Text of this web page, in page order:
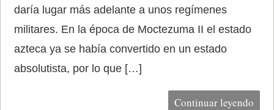
daría lugar más adelante a unos regímenes
militares. En la época de Moctezuma II el estado
azteca ya se había convertido en un estado
absolutista, por lo que […]
Continuar leyendo